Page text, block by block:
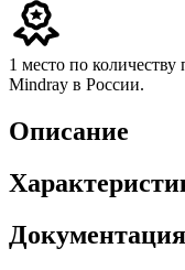
1 место по
Mindray в России.
Описание
Документация